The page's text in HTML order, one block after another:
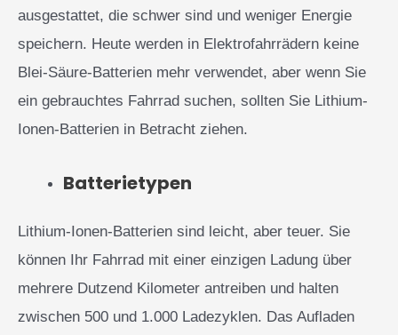
ausgestattet, die schwer sind und weniger Energie
speichern. Heute werden in Elektrofahrrädern keine
Blei-Säure-Batterien mehr verwendet, aber wenn Sie
ein gebrauchtes Fahrrad suchen, sollten Sie Lithium-
Ionen-Batterien in Betracht ziehen.
Batterietypen
Lithium-Ionen-Batterien sind leicht, aber teuer. Sie
können Ihr Fahrrad mit einer einzigen Ladung über
mehrere Dutzend Kilometer antreiben und halten
zwischen 500 und 1.000 Ladezyklen. Das Aufladen